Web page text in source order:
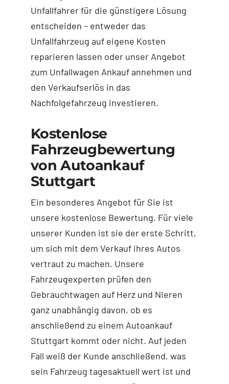
Unfallfahrer für die günstigere Lösung
entscheiden – entweder das
Unfallfahrzeug auf eigene Kosten
reparieren lassen oder unser Angebot
zum Unfallwagen Ankauf annehmen und
den Verkaufserlös in das
Nachfolgefahrzeug investieren.
Kostenlose
Fahrzeugbewertung
von Autoankauf
Stuttgart
Ein besonderes Angebot für Sie ist
unsere kostenlose Bewertung. Für viele
unserer Kunden ist sie der erste Schritt,
um sich mit dem Verkauf ihres Autos
vertraut zu machen. Unsere
Fahrzeugexperten prüfen den
Gebrauchtwagen auf Herz und Nieren
ganz unabhängig davon, ob es
anschließend zu einem Autoankauf
Stuttgart kommt oder nicht. Auf jeden
Fall weiß der Kunde anschließend, was
sein Fahrzeug tagesaktuell wert ist und